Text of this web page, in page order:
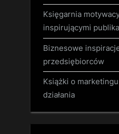
Księgarnia
inspirującymi
Biznesowe
przedsiębiorców
Książki o
działania